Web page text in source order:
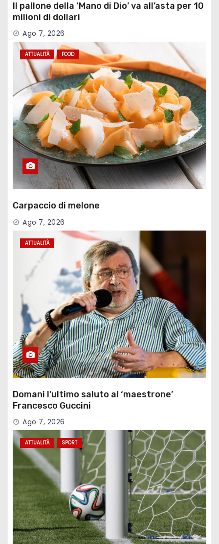
Il pallone della ‘Mano di Dio’ va all’asta per 10
milioni di dollari
Ago 7, 2026
ATTUALITÀ FOOD
Carpaccio di melone
Ago 7, 2026
ATTUALITÀ
Domani l’ultimo saluto al ‘maestrone’
Francesco Guccini
Ago 7, 2026
ATTUALITÀ SPORT